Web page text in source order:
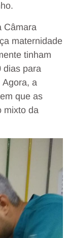
Câmara
maternidade
tinham
dias para
a
que as
mixto da